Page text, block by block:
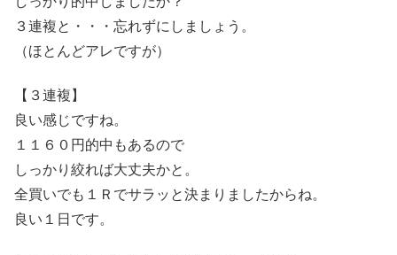
３連複と・・・忘れずにしましょう。
（ほとんどアレですが）
【３連複】
良い感じですね。
１１６０円的中もあるので
しっかり絞れば大丈夫かと。
全買いでも１Ｒでサラッと決まりましたからね。
良い１日です。